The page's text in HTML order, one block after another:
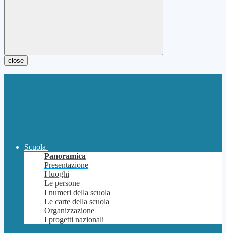
close
Scuola
Panoramica
Presentazione
I luoghi
Le persone
I numeri della scuola
Le carte della scuola
Organizzazione
I progetti nazionali